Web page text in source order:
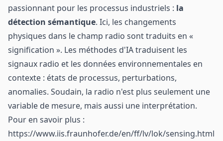
passionnant pour les processus industriels : la
détection sémantique. Ici, les changements
physiques dans le champ radio sont traduits en «
signification ». Les méthodes d'IA traduisent les
signaux radio et les données environnementales en
contexte : états de processus, perturbations,
anomalies. Soudain, la radio n'est plus seulement une
variable de mesure, mais aussi une interprétation.
Pour en savoir plus :
https://www.iis.fraunhofer.de/en/ff/lv/lok/sensing.html